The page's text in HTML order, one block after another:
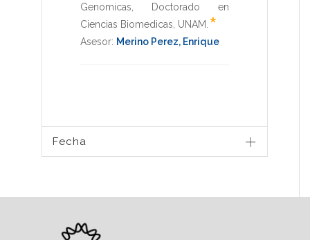
Genomicas
Doctorado en
Ciencias Biomedicas UNAM *
Asesor: Merino Perez, Enrique
Fecha